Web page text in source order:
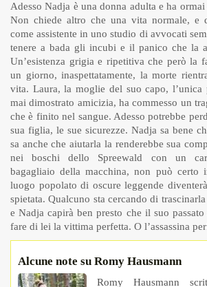
Adesso Nadja è una donna adulta e ha ormai
Non chiede altro che una vita normale, e
come assistente in uno studio di avvocati
tenere a bada gli incubi e il panico che la
Un’esistenza grigia e ripetitiva che però la
un giorno, inaspettatamente, la morte
vita. Laura, la moglie del suo capo, l’unica
mai dimostrato amicizia, ha commesso un
che è finito nel sangue. Adesso potrebbe
sua figlia, le sue sicurezze. Nadja sa bene
sa anche che aiutarla la renderebbe sua
nei boschi dello Spreewald con un
bagagliaio della macchina, non può certo
luogo popolato di oscure leggende
spietata. Qualcuno sta cercando di
e Nadja capirà ben presto che il suo passato
fare di lei la vittima perfetta. O l’assassina
Alcune note su Romy Hausmann
Romy Hausmann